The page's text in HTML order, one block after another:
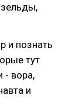
и познать
тут
- вора,
и